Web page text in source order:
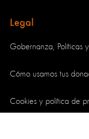
Legal
Gobernanza, Políticas
Cómo usamos tus
Cookies y política de